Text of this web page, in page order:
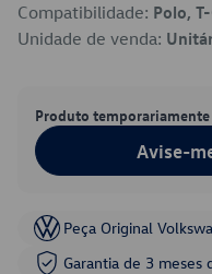
Compatibilidade: Polo,
Unidade de venda:
Produto
Avise-
Peça Original
Garantia de 3 meses